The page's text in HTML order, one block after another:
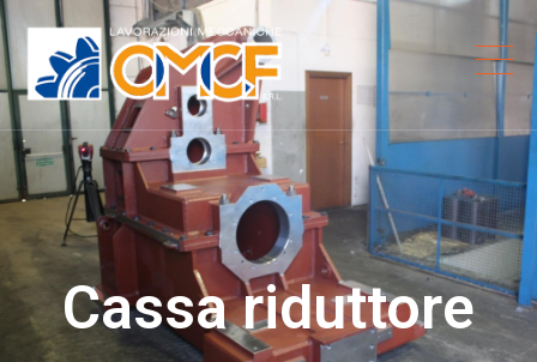
Cassa riduttore